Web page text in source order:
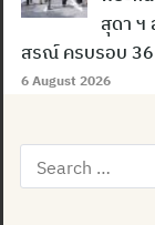
สุดา ฯ
สรณ์ ครบรอบ
6 August 2026
Search
for: